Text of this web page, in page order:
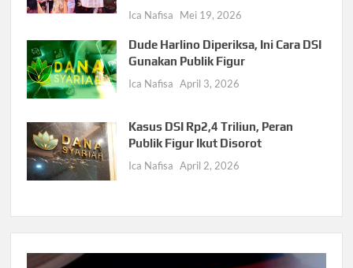
Ica Nafisa Mei 19, 2026
Dude Harlino Diperiksa, Ini Cara DSI
Gunakan Publik Figur
Ica Nafisa April 3, 2026
Kasus DSI Rp2,4 Triliun, Peran
Publik Figur Ikut Disorot
Ica Nafisa April 2, 2026